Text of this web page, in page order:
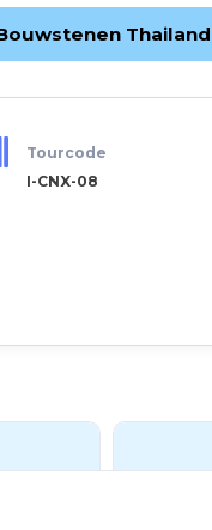
Thailand
Tourcode
I-CNX-08